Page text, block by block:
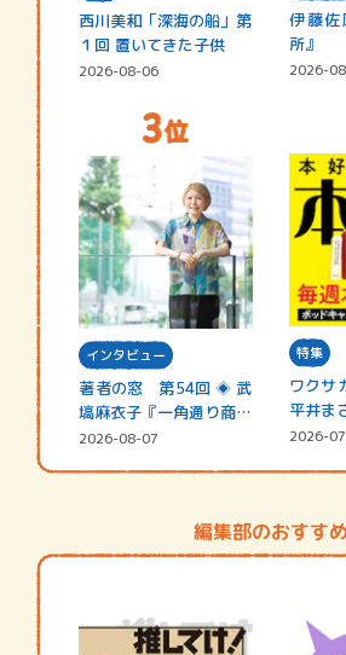
西川美和「深海の船」第
１回 置いてきた子供
2026-08-06
伊藤佐
所』
2026-
インタビュー
著者の窓 第54回 ◈ 武
塙麻衣子『一角通り商店
街の…
2026-08-07
特集
ワクサ
平井ま
シャ…
2026-
編集部のおすすめ